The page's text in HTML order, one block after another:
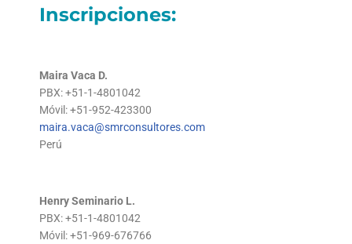
Inscripciones:
Maira Vaca D.
PBX: +51-1-4801042
Móvil: +51-952-423300
maira.vaca@smrconsultores.com
Perú
Henry Seminario L.
PBX: +51-1-4801042
Móvil: +51-969-676766